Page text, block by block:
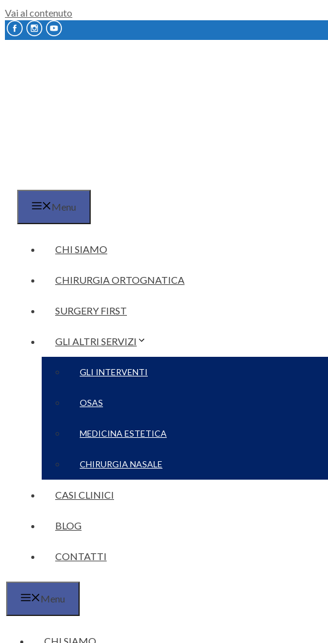
Vai al contenuto
Menu
CHI SIAMO
CHIRURGIA ORTOGNATICA
SURGERY FIRST
GLI ALTRI SERVIZI
GLI INTERVENTI
OSAS
MEDICINA ESTETICA
CHIRURGIA NASALE
CASI CLINICI
BLOG
CONTATTI
Menu